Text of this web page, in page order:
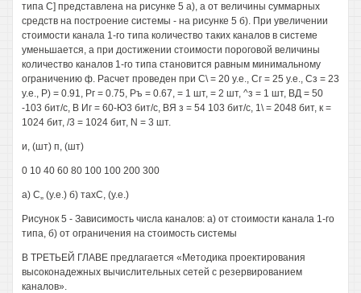
типа С] представлена на рисунке 5 а), а от величины суммарных
средств на построение системы - на рисунке 5 б). При увеличении
стоимости канала 1-го типа количество таких каналов в системе
уменьшается, а при достижении стоимости пороговой величины
количество каналов 1-го типа становится равным минимальному
ограничению ф. Расчет проведен при С\ = 20 у.е., Сг = 25 у.е., Сз = 23
у.е., Р) = 0.91, Рг = 0.75, Ръ = 0.67, = 1 шт, = 2 шт, ^з = 1 шт, ВД = 50
-103 бит/с, В Иг = 60-Ю3 бит/с, ВЯ з = 54 103 бит/с, 1\ = 2048 бит, к =
1024 бит, /3 = 1024 бит, N = 3 шт.
и, (шт) п, (шт)
0 10 40 60 80 100 100 200 300
а) С„ (у.е.) б) тахС, (у.е.)
Рисунок 5 - Зависимость числа каналов: а) от стоимости канала 1-го
типа, б) от ограничения на стоимость системы
В ТРЕТЬЕЙ ГЛАВЕ предлагается «Методика проектирования
высоконадежных вычислительных сетей с резервированием
каналов».